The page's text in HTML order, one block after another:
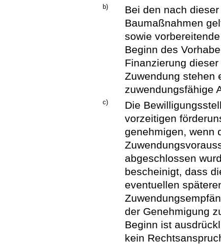
b)
Bei den nach
Baumaßnahmen
sowie
Beginn des
Finanzierung
Zuwendung stehen
zuwendungsfähige
c)
Die
vorzeitigen
genehmigen, wenn
abgeschlossen
bescheinigt, dass
eventuellen
der Genehmigung
Beginn ist
kein